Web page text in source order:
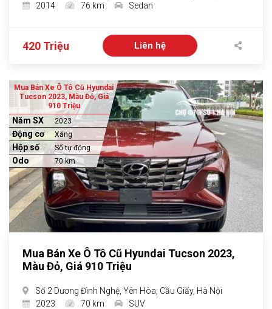
2014
76 km Sedan
420 Triệu Liên hệ
Mua Bán Xe Ô Tô Cũ Hyundai
Tucson 2023, Màu Đỏ, Giá
910 Triệu
Năm SX 2023
Động cơ Xăng
Hộp số Số tự động
Odo 70 km
Mua Bán Xe Ô Tô Cũ Hyundai Tucson 2023,
Màu Đỏ, Giá 910 Triệu
Số 2 Dương Đình Nghệ, Yên Hòa, Cầu Giấy, Hà Nội
2023
70 km SUV